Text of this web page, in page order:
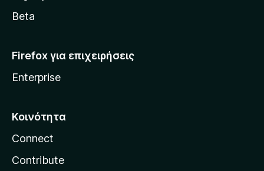
a
Beta
Firefox για επιχειρήσεις
Enterprise
Κοινότητα
Connect
Contribute